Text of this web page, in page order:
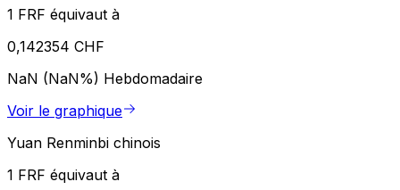
1 FRF équivaut à
0,142354 CHF
NaN (NaN%) Hebdomadaire
Voir le graphique
Yuan Renminbi chinois
1 FRF équivaut à